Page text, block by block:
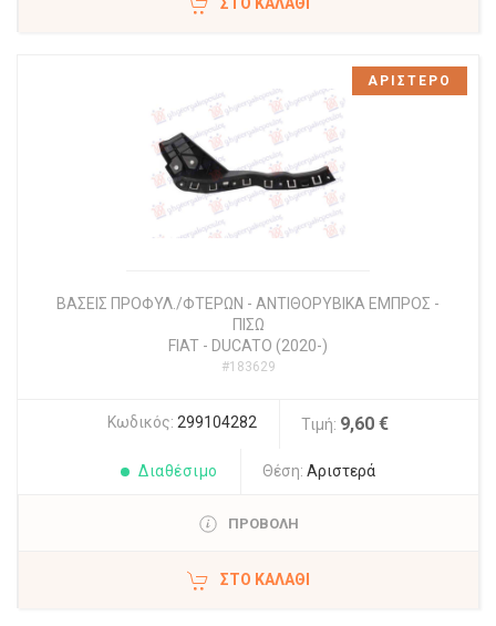
ΒΑΣΕΙΣ ΠΡΟΦΥΛ./ΦΤΕΡΩΝ - ΑΝΤΙΘΟΡΥΒΙΚΑ ΕΜΠΡΟΣ -
ΠΙΣΩ
FIAT - DUCATO (2020-)
#183629
Κωδικός: 299104282 Τιμή: 9,60 €
Διαθέσιμο Θέση: Αριστερά
ΠΡΟΒΟΛΗ
ΣΤΟ ΚΑΛΆΘΙ
ΑΡΙΣΤΕΡΟ